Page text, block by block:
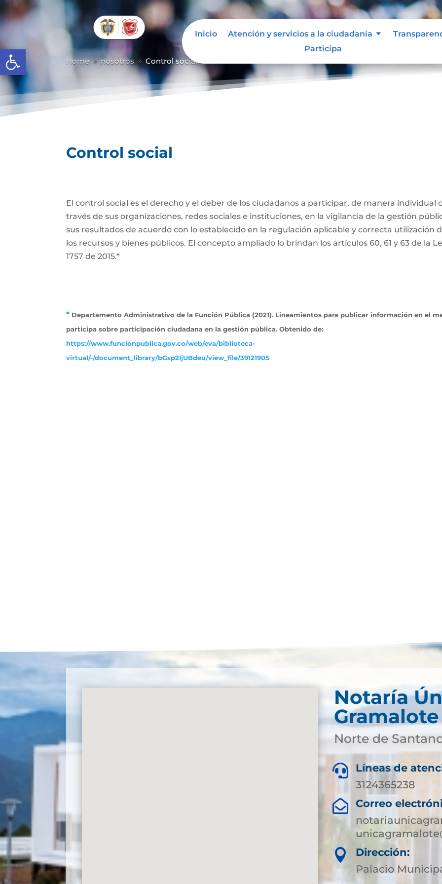
Abrir barra de herramientas
Inicio Atención y servicios a la ciudadanía
Participa
Home 9 nosotros 9 Control social
Control social
El control social es el derecho y el deber de los ciudadanos a participar, de manera individual
través de sus organizaciones, redes sociales e instituciones, en la vigilancia de la gestión
sus resultados de acuerdo con lo establecido en la regulación aplicable y correcta utilización
los recursos y bienes públicos. El concepto ampliado lo brindan los artículos 60, 61 y 63 de la
1757 de 2015.*
* Departamento Administrativo de la Función Pública (2021). Lineamientos para publicar información en el
participa sobre participación ciudadana en la gestión pública. Obtenido de:
https://www.funcionpublica.gov.co/web/eva/biblioteca-
virtual/-/document_library/bGsp2IjUBdeu/view_file/39121905
Notaría
Gramalote
Norte de

Líneas de
3124365238

Correo

Dirección:
Palacio